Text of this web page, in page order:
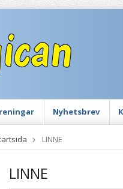
Nyhetsbrev
LINNE
LINNE